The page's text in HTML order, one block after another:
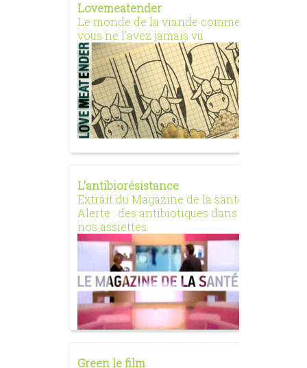
Lovemeatender
Le monde de la viande comme
vous ne l'avez jamais vu.
L'antibiorésistance
Extrait du Magazine de la santé
Alerte : des antibiotiques dans
nos assiettes.
Green le film